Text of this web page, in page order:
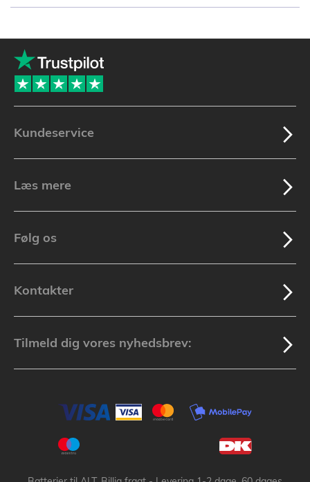
Kundeservice
Læs mere
Følg os
Kontakter
Tilmeld dig vores nyhedsbrev: